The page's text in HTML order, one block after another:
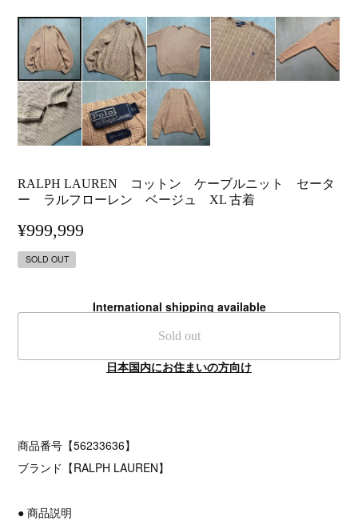
RALPH LAUREN コットン ケーブルニット セータ
ー ラルフローレン ベージュ XL 古着
¥999,999
SOLD OUT
International shipping available
Sold out
日本国内にお住まいの方向け
商品番号【56233636】
ブランド【RALPH LAUREN】
● 商品説明